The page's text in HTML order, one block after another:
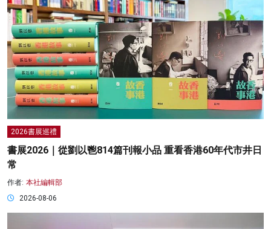
2026書展巡禮
書展2026｜從劉以鬯814篇刊報小品 重看香港60年代市井日
常
作者: 本社編輯部
2026-08-06